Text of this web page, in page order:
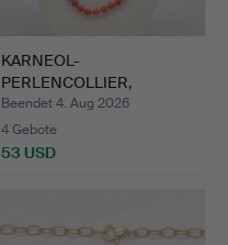
KARNEOL-
PERLENCOLLIER,
POLIERTE PERLEN, SI…
Beendet 4. Aug 2026
4 Gebote
53 USD